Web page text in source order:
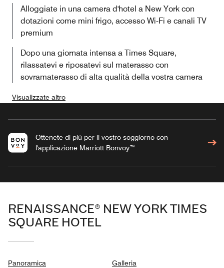
Alloggiate in una camera d'hotel a New York con
dotazioni come mini frigo, accesso Wi-Fi e canali TV
premium
Dopo una giornata intensa a Times Square,
rilassatevi e riposatevi sul materasso con
sovramaterasso di alta qualità della vostra camera
Visualizzate altro
Ottenete di più per il vostro soggiorno con
l'applicazione Marriott Bonvoy™
RENAISSANCE® NEW YORK TIMES
SQUARE HOTEL
Panoramica Galleria